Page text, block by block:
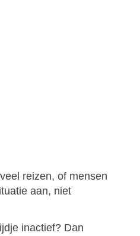
reizen, of mensen
aan, niet
inactief? Dan